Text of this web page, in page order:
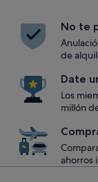
No te
de
Date
Los
millón
ahorros